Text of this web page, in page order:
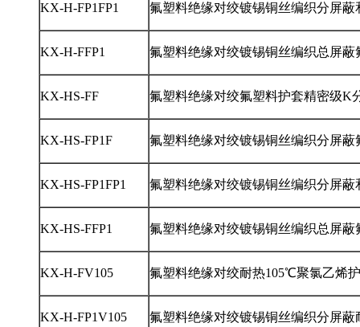
KX-H-FP1FP1 氟塑料绝缘对绞镀锡铜丝编织分屏
KX-H-FFP1 氟塑料绝缘对绞镀锡铜丝编织总屏
KX-HS-FF 氟塑料绝缘对绞氟塑料护套精密级K
KX-HS-FP1F 氟塑料绝缘对绞镀锡铜丝编织分屏
KX-HS-FP1FP1 氟塑料绝缘对绞镀锡铜丝编织分屏
KX-HS-FFP1 氟塑料绝缘对绞镀锡铜丝编织总屏
KX-H-FV105 氟塑料绝缘对绞耐热105℃聚氯乙烯
KX-H-FP1V105 氟塑料绝缘对绞镀锡铜丝编织分屏